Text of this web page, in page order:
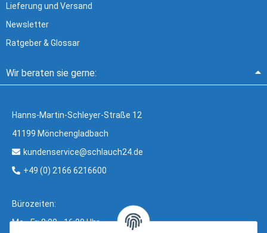
Lieferung und Versand
Newsletter
Ratgeber & Glossar
Wir beraten sie gerne:
Hanns-Martin-Schleyer-Straße 12
41199 Mönchengladbach
kundenservice@schlauch24.de
+49 (0) 2166 6216600
Bürozeiten:
Mo - Fr: 8:00 - 16:00 Uhr